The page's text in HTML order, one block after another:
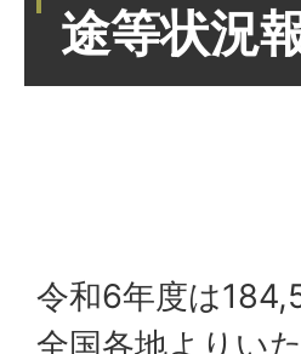
途等状況
令和6年度は
全国各地よりい